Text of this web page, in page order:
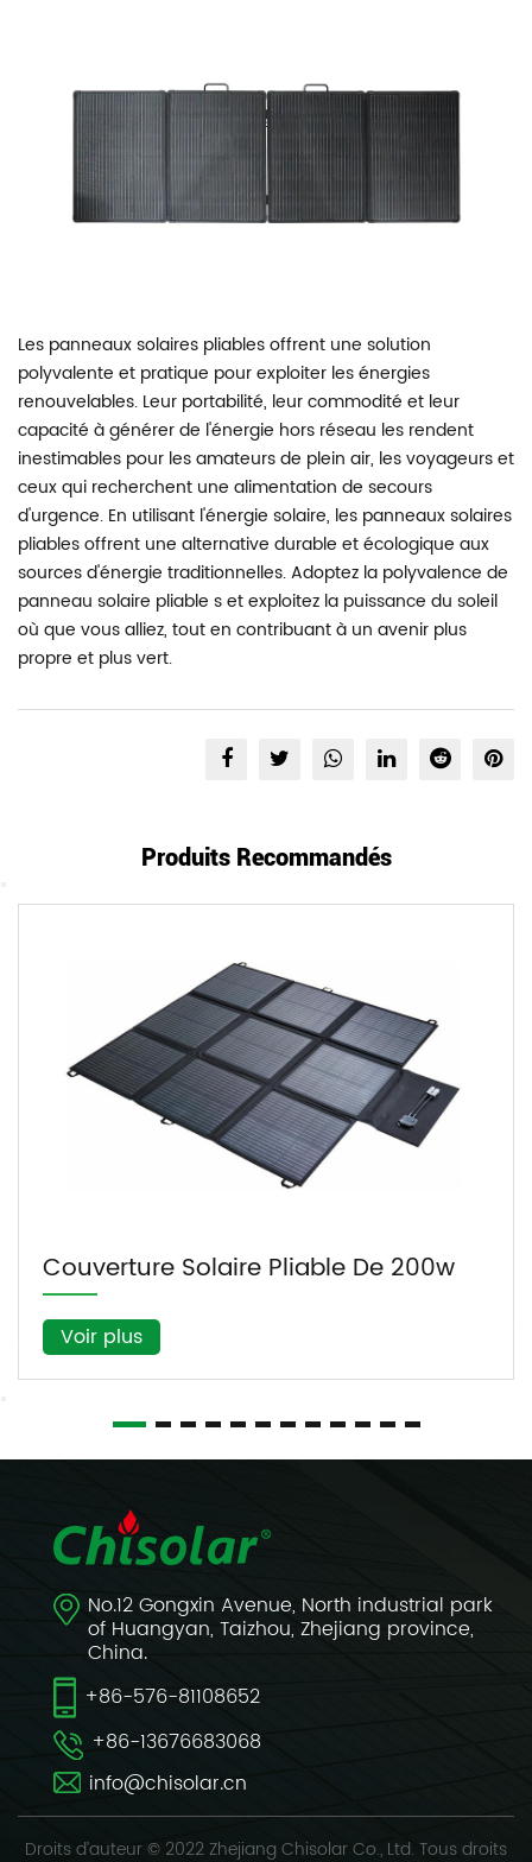
Les panneaux solaires pliables offrent une solution
polyvalente et pratique pour exploiter les énergies
renouvelables. Leur portabilité, leur commodité et leur
capacité à générer de l'énergie hors réseau les rendent
inestimables pour les amateurs de plein air, les voyageurs et
ceux qui recherchent une alimentation de secours
d'urgence. En utilisant l'énergie solaire, les panneaux solaires
pliables offrent une alternative durable et écologique aux
sources d'énergie traditionnelles. Adoptez la polyvalence de
panneau solaire pliable s et exploitez la puissance du soleil
où que vous alliez, tout en contribuant à un avenir plus
propre et plus vert.
Produits Recommandés
Solaire Pliable De 200w
No.12 Gongxin Avenue, North industrial park
of Huangyan, Taizhou, Zhejiang province,
China.
+86-576-81108652
+86-13676683068
info@chisolar.cn
Droits d’auteur © 2022 Zhejiang Chisolar Co., Ltd. Tous droits